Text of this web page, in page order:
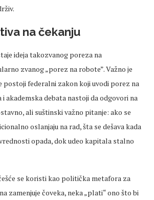
na čekanju
ideja takozvanog poreza na
zvanog „porez na robote”. Važno je
postoji federalni zakon koji uvodi porez na
i akademska debata nastoji da odgovori na
ali suštinski važno pitanje: ako se
oslanjaju na rad, šta se dešava kada
opada, dok udeo kapitala stalno
se koristi kao politička metafora za
zamenjuje čoveka, neka „plati“ ono što bi